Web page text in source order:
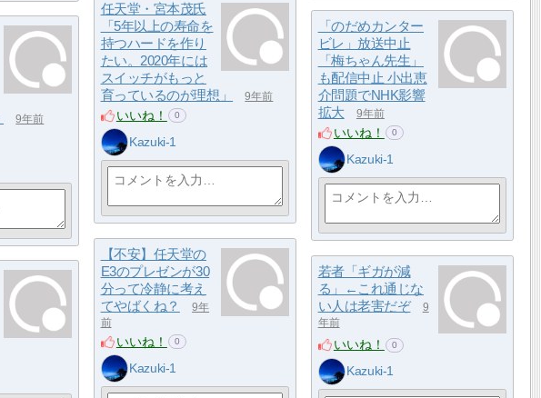
任天堂・宮本茂氏
「5年以上の寿命を
持つハードを作り
たい。2020年には
スイッチがもっと
育っているのが理想」
9年前
いいね！ 0
Kazuki-1
「のだめカンター
ビレ」放送中止
「梅ちゃん先生」
も配信中止 小出恵
介問題でNHK影響
拡大
9年前
いいね！ 0
Kazuki-1
9年前
【不安】任天堂の
E3のプレゼンが30
分って冷静に考え
てやばくね？
9年
前
いいね！ 0
Kazuki-1
若者「ギガが減
る」←これ通じな
い人は老害だぞ
9
年前
いいね！ 0
Kazuki-1